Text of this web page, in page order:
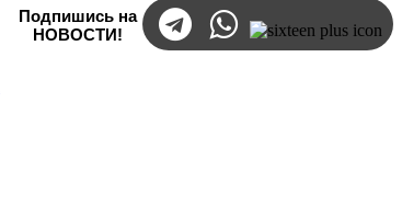
Подпишись на
НОВОСТИ!